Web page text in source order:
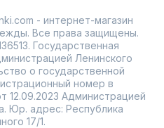
- интернет-магазин
Все права защищены.
Государственная
Ленинского
о государственной
номер в
12.09.2023 Администрацией
Юр. адрес: Республика
17/1.